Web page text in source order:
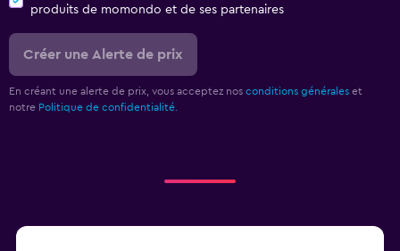
produits de momondo et de ses partenaires
Créer une Alerte de prix
En créant une alerte de prix, vous acceptez nos conditions générales et
notre Politique de confidentialité.